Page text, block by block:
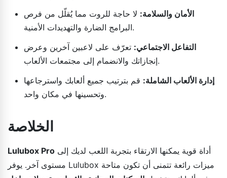
الأمان والسلامة: لا حاجة للروت مما يُقلّل من فرص
البرامج الضارة والتهديدات الأمنية.
التفاعل الاجتماعي: تعرّف على لاعبين آخرين وعرض
إنجازاتك والانضمام إلى مجتمعات الألعاب.
إدارة الألعاب الشاملة: قم بترتيب جميع ألعابك واسترجاعها
وتحسينها في مكان واحد.
الخلاصة
Lulubox Pro
مستوى آخر. يوفر Lulubox ميزات رائعة تتمنى أن تكون متاحة